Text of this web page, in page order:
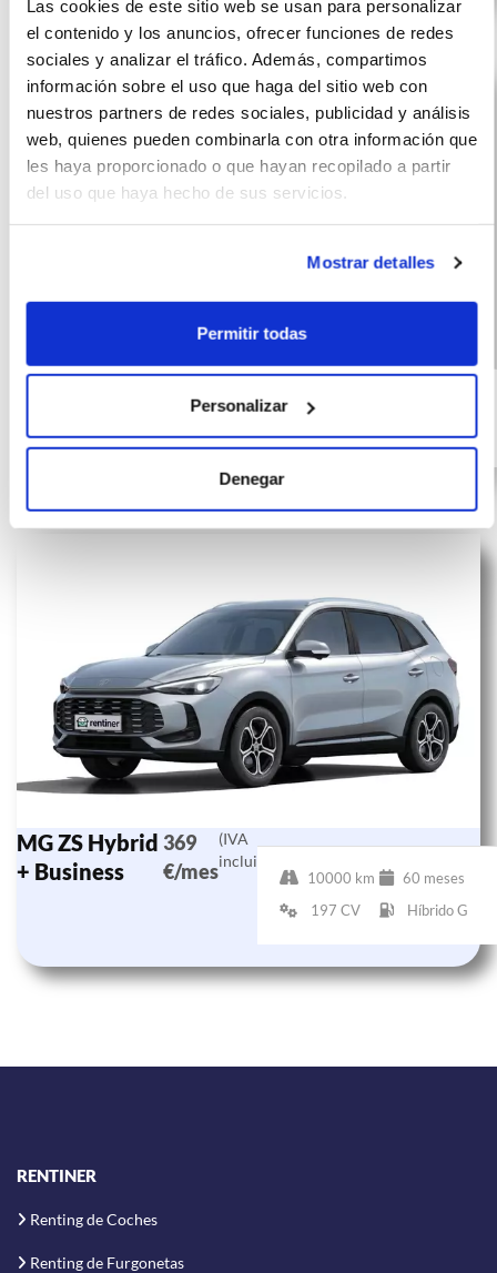
Las cookies de este sitio web se usan para personalizar
el contenido y los anuncios, ofrecer funciones de redes
sociales y analizar el tráfico. Además, compartimos
información sobre el uso que haga del sitio web con
nuestros partners de redes sociales, publicidad y análisis
web, quienes pueden combinarla con otra información que
les haya proporcionado o que hayan recopilado a partir
del uso que haya hecho de sus servicios.
Mostrar detalles
Permitir todas
Personalizar
Denegar
MG ZS HEV
421
€/mes
(IVA
10000 km
197 CV
Híbrido G
MG ZS Hybrid
+ Business
369
€/mes
(IVA
incluido)
10000 km
60 meses
197 CV
Híbrido G
RENTINER
Renting de Coches
Renting de Furgonetas